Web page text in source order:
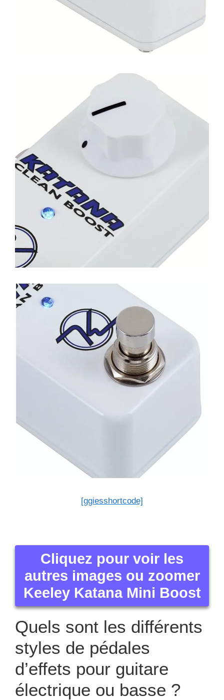
[ggiesshortcode]
Cliquez pour voir les
autres images ou zoomer
Keeley Katana Mini Boost
Quels sont les différents
styles de pédales
d’effets pour guitare
électrique ou basse ?